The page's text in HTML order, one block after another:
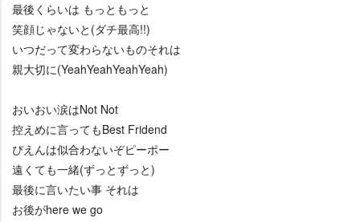
最後くらいは もっともっと
笑顔じゃないと(ダチ最高!!)
いつだって変わらないものそれは
親大切に(YeahYeahYeahYeah)
おいおい涙はNot Not
控えめに言ってもBest Fridend
ぴえんは似合わないぞピーポー
遠くても一緒(ずっとずっと)
最後に言いたい事 それは
お後がhere we go